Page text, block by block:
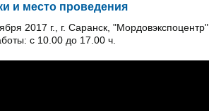
и место проведения
2017 г., г. Саранск, "Мордовэкспоцентр"
с 10.00 до 17.00 ч.